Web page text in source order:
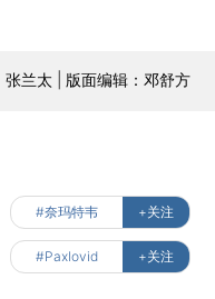
张兰太 | 版面编辑：邓舒方
#奈玛特韦 +关注
#Paxlovid +关注